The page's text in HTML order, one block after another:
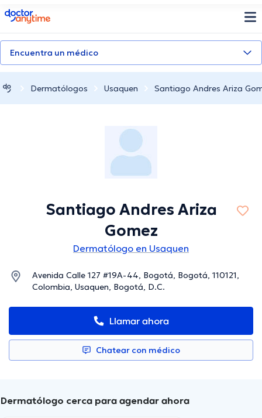
doctoranytime
Encuentra un médico
Dermatólogos Usaquen Santiago Andres Ariza
Santiago Andres Ariza
Gomez
Dermatólogo en Usaquen
Avenida Calle 127 #19A-44, Bogotá, Bogotá, 110121,
Colombia, Usaquen, Bogotá, D.C.
Llamar ahora
Chatear con médico
Dermatólogo cerca para agendar ahora